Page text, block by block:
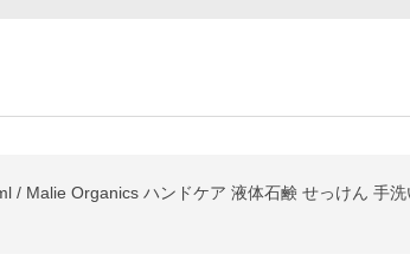
/ Malie Organics ハンドケア 液体石鹸 せっけん 手洗